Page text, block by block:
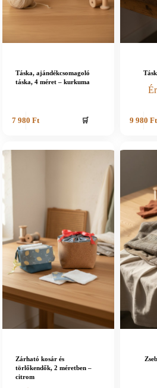
Táska, ajándékcsomagoló
táska, 4 méret – kurkuma
7 980Ft 🛒 9 980Ft
Zárható kosár és
törlőkendők, 2 méretben –
citrom